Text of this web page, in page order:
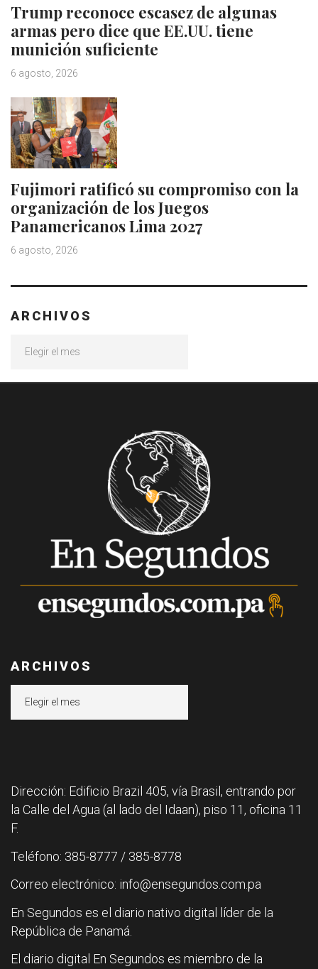
Trump reconoce escasez de algunas
armas pero dice que EE.UU. tiene
munición suficiente
6 agosto, 2026
Fujimori ratificó su compromiso con la
organización de los Juegos
Panamericanos Lima 2027
6 agosto, 2026
ARCHIVOS
ARCHIVOS
Dirección: Edificio Brazil 405, vía Brasil, entrando por
la Calle del Agua (al lado del Idaan), piso 11, oficina 11
F.
Teléfono: 385-8777 / 385-8778
Correo electrónico: info@ensegundos.com.pa
En Segundos es el diario nativo digital líder de la
República de Panamá.
El diario digital En Segundos es miembro de la